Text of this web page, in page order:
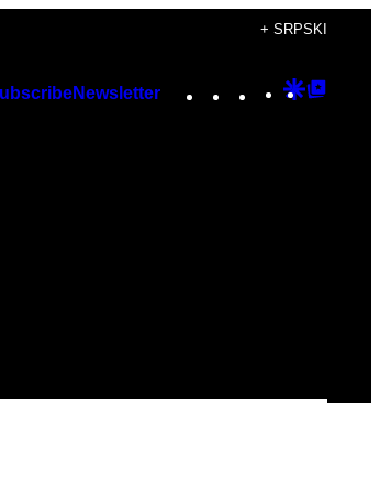
+ SRPSKI
Newsletter Instagram
TikTok
YouTube
Google